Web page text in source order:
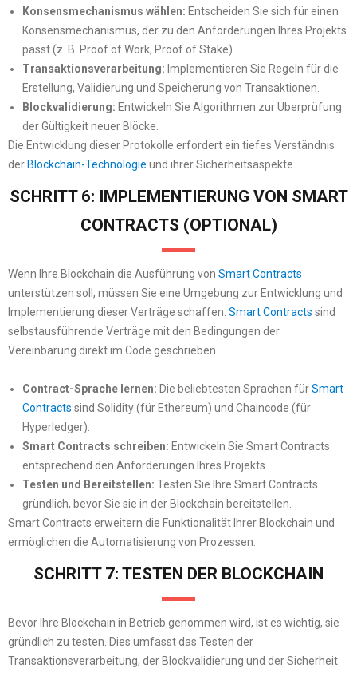
Konsensmechanismus wählen: Entscheiden Sie sich für einen
Konsensmechanismus, der zu den Anforderungen Ihres Projekts
passt (z. B. Proof of Work, Proof of Stake).
Transaktionsverarbeitung: Implementieren Sie Regeln für die
Erstellung, Validierung und Speicherung von Transaktionen.
Blockvalidierung: Entwickeln Sie Algorithmen zur Überprüfung
der Gültigkeit neuer Blöcke.
Die Entwicklung dieser Protokolle erfordert ein tiefes Verständnis
derBlockchain-Technologie und ihrer Sicherheitsaspekte.
SCHRITT 6: IMPLEMENTIERUNG VON SMART
CONTRACTS (OPTIONAL)
Wenn Ihre Blockchain die Ausführung von Smart Contracts
unterstützen soll, müssen Sie eine Umgebung zur Entwicklung und
Implementierung dieser Verträge schaffen. Smart Contracts sind
selbstausführende Verträge mit den Bedingungen der
Vereinbarung direkt im Code geschrieben.
Contract-Sprache lernen: Die beliebtesten Sprachen fürSmart
Contracts sind Solidity (für Ethereum) und Chaincode (für
Hyperledger).
Smart Contracts schreiben: Entwickeln Sie Smart Contracts
entsprechend den Anforderungen Ihres Projekts.
Testen und Bereitstellen: Testen Sie Ihre Smart Contracts
gründlich, bevor Sie sie in der Blockchain bereitstellen.
Smart Contracts erweitern die Funktionalität Ihrer Blockchain und
ermöglichen die Automatisierung von Prozessen.
SCHRITT 7: TESTEN DER BLOCKCHAIN
Bevor Ihre Blockchain in Betrieb genommen wird, ist es wichtig, sie
gründlich zu testen. Dies umfasst das Testen der
Transaktionsverarbeitung, der Blockvalidierung und der Sicherheit.